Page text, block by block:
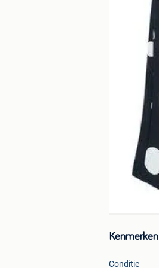
Kenmerken
Conditie